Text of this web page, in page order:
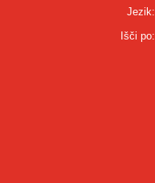
Jezik:
Išči po: